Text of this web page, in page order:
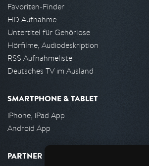
Favoriten-Finder
HD Aufnahme
Untertitel für Gehörlose
Hörfilme, Audiodeskription
RSS Aufnahmeliste
Deutsches TV im Ausland
SMARTPHONE & TABLET
iPhone, iPad App
Android App
PARTNER